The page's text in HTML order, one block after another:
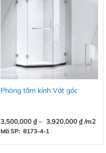
Phòng tắm kính Vát góc
3,500,000₫– 3,920,000₫/m2
Mã SP: 8173-4-1